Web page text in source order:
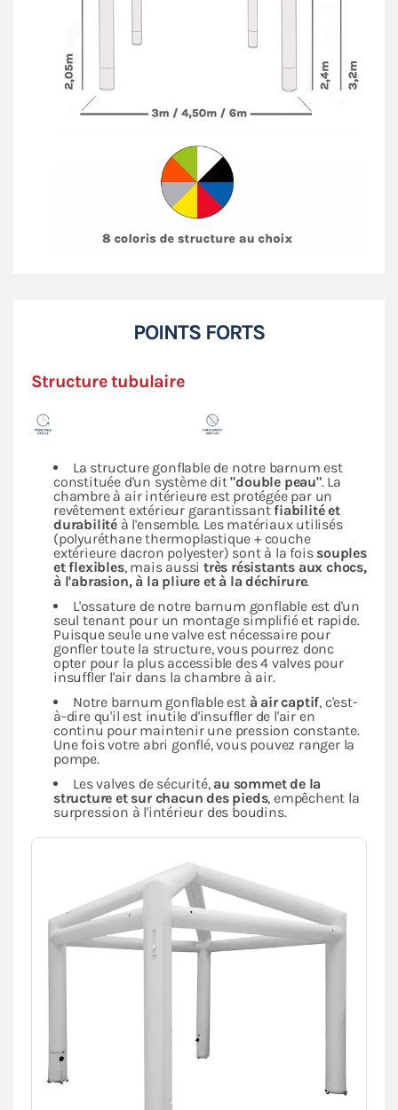
POINTS FORTS
Structure tubulaire
La structure gonflable de notre barnum est
constituée d'un système dit"double peau". La
chambre à air intérieure est protégée par un
revêtement extérieur garantissantfiabilité et
durabilité à l'ensemble. Les matériaux utilisés
(polyuréthane thermoplastique + couche
extérieure dacron polyester) sont à la fois souples
et flexibles, mais aussitrès résistants aux chocs,
à l'abrasion, à la pliure et à la déchirure.
L'ossature de notre barnum gonflable est d'un
seul tenant pour un montage simplifié et rapide.
Puisque seule une valve est nécessaire pour
gonfler toute la structure, vous pourrez donc
opter pour la plus accessible des 4 valves pour
insuffler l'air dans la chambre à air.
Notre barnum gonflable est à air captif, c'est-
à-dire qu'il est inutile d'insuffler de l'air en
continu pour maintenir une pression constante.
Une fois votre abri gonflé, vous pouvez ranger la
pompe.
Les valves de sécurité, au sommet de la
structure et sur chacun des pieds, empêchent la
surpression à l'intérieur des boudins.